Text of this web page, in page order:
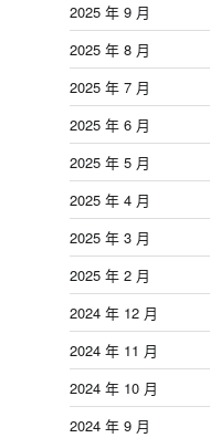
2025 年 9 月
2025 年 8 月
2025 年 7 月
2025 年 6 月
2025 年 5 月
2025 年 4 月
2025 年 3 月
2025 年 2 月
2024 年 12 月
2024 年 11 月
2024 年 10 月
2024 年 9 月